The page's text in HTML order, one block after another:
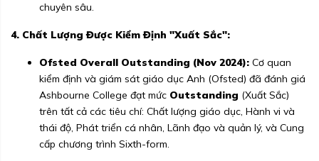
chuyên sâu.
4. Chất Lượng Được Kiểm Định "Xuất Sắc":
Ofsted Overall Outstanding (Nov 2024): Cơ quan
kiểm định và giám sát giáo dục Anh (Ofsted) đã đánh giá
Ashbourne College đạt mức Outstanding (Xuất Sắc)
trên tất cả các tiêu chí: Chất lượng giáo dục, Hành vi và
thái độ, Phát triển cá nhân, Lãnh đạo và quản lý, và Cung
cấp chương trình Sixth-form.